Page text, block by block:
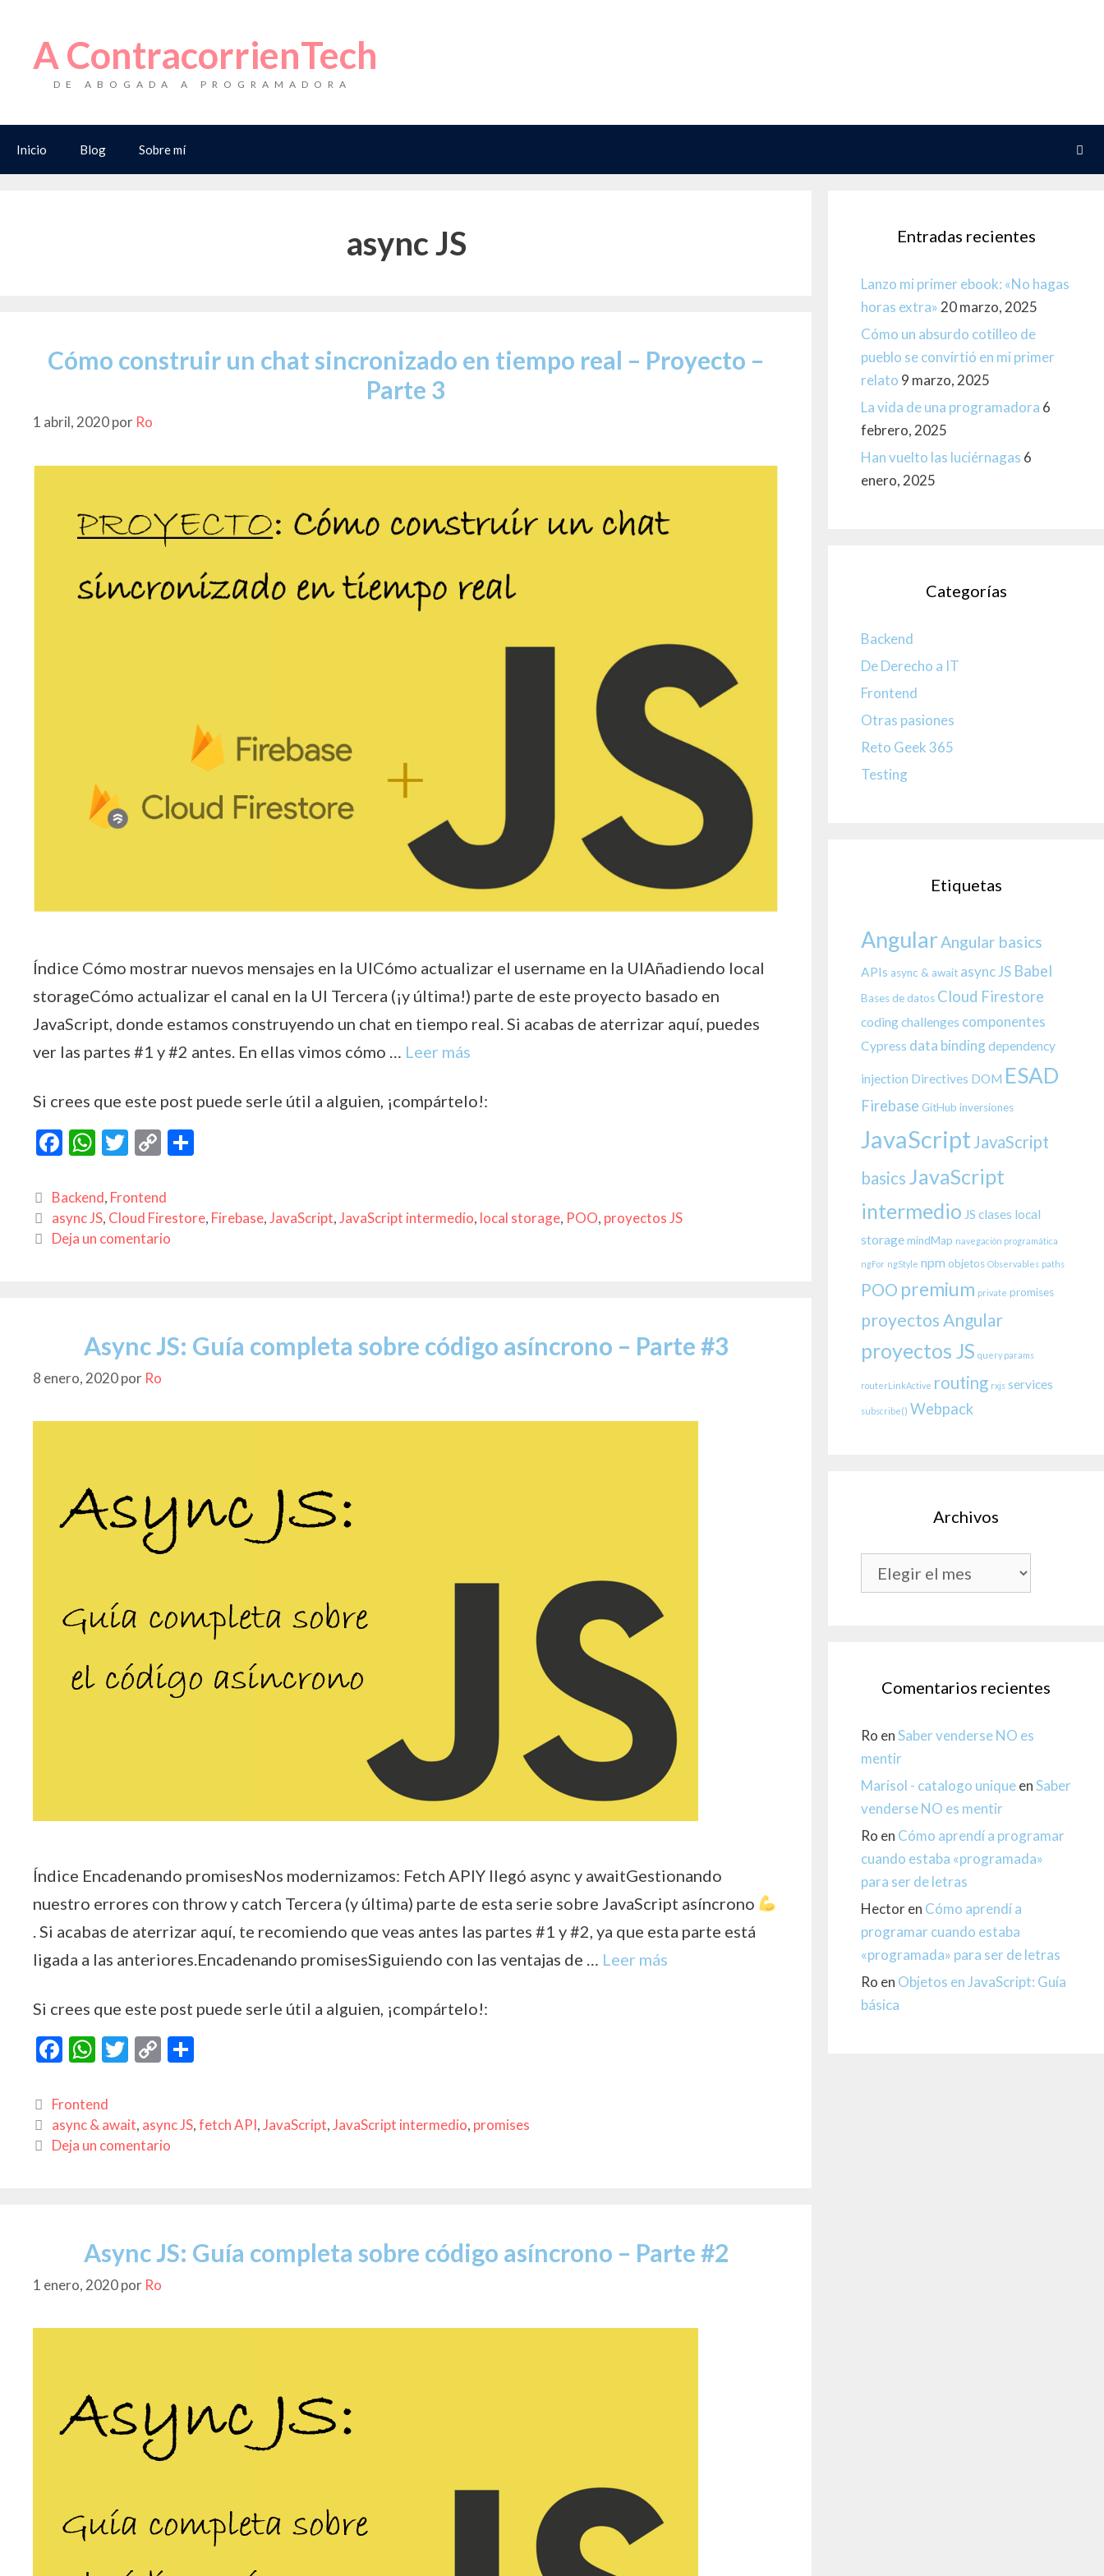
contenido
A ContracorrienTech
DE ABOGADA A PROGRAMADORA
Inicio Blog Sobre mí
async JS
Cómo construir un chat sincronizado en tiempo real – Proyecto –
Parte 3
1 abril, 2020por Ro
Índice Cómo mostrar nuevos mensajes en la UICómo actualizar el username en la UIAñadiendo local
storageCómo actualizar el canal en la UI Tercera (¡y última!) parte de este proyecto basado en
JavaScript, donde estamos construyendo un chat en tiempo real. Si acabas de aterrizar aquí, puedes
ver las partes #1 y #2 antes. En ellas vimos cómo … Leer más
Si crees que este post puede serle útil a alguien, ¡compártelo!:
F
e
b
o
W
at
s
A
T
itt
er
C
p
y
Li
p
Categorías
Backend, Frontend
Etiquetas
async JS, Cloud Firestore, Firebase,JavaScript,JavaScript intermedio, local storage, POO, proyectos JS
Deja un comentario
Async JS: Guía completa sobre código asíncrono – Parte #3
8 enero, 2020por Ro
Índice Encadenando promisesNos modernizamos: Fetch APIY llegó async y awaitGestionando
nuestro errores con throw ​y catch Tercera (y última) parte de esta serie sobre JavaScript asíncrono
. Si acabas de aterrizar aquí, te recomiendo que veas antes las partes #1 y #2, ya que esta parte está
ligada a las anteriores.Encadenando promisesSiguiendo con las ventajas de … Leer más
Si crees que este post puede serle útil a alguien, ¡compártelo!:
F
e
b
o
W
at
s
A
T
er
C
y
Li
p
Categorías
Frontend
Etiquetas
async & await, async JS,fetch API,JavaScript,JavaScript intermedio, promises
Deja un comentario
Async JS: Guía completa sobre código asíncrono – Parte #2
1 enero, 2020por Ro
Entradas recientes
Lanzo mi primer ebook: «No hagas
horas extra» 20 marzo, 2025
Cómo un absurdo cotilleo de
pueblo se convirtió en mi primer
relato 9 marzo, 2025
La vida de una programadora 6
febrero, 2025
Han vuelto las luciérnagas 6
enero, 2025
Categorías
Backend
De Derecho a IT
Frontend
Otras pasiones
Reto Geek 365
Testing
Etiquetas
AngularAngular basics
APIs async & await async JS Babel
Bases de datos Cloud Firestore
coding challenges componentes
Cypress data binding dependency
injection Directives DOM ESAD
Firebase GitHub inversiones
JavaScriptJavaScript
basics JavaScript
intermedio JS clases local
storagemindMap navegación programática
ngFor ngStyle npm objetos Observables paths
POO premium private promises
proyectos Angular
proyectos JS query params
routerLinkActive routing rxjs services
subscribe() Webpack
Archivos
Comentarios recientes
Ro enSaber venderse NO es
mentir
Marisol - catalogo uniqueenSaber
venderse NO es mentir
Ro en Cómo aprendí a programar
cuando estaba «programada»
para ser de letras
Hectoren Cómo aprendí a
programar cuando estaba
«programada» para ser de letras
Ro en Objetos en JavaScript: Guía
básica